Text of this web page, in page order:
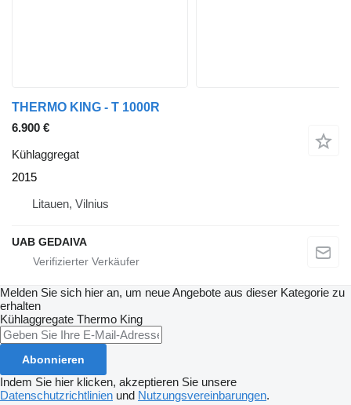
THERMO KING - T 1000R
6.900 €
Kühlaggregat
2015
Litauen, Vilnius
UAB GEDAIVA
Melden Sie sich hier an, um neue Angebote aus dieser Kategorie zu
erhalten
Kühlaggregate Thermo King
Abonnieren
Indem Sie hier klicken, akzeptieren Sie unsere
Datenschutzrichtlinien und Nutzungsvereinbarungen.